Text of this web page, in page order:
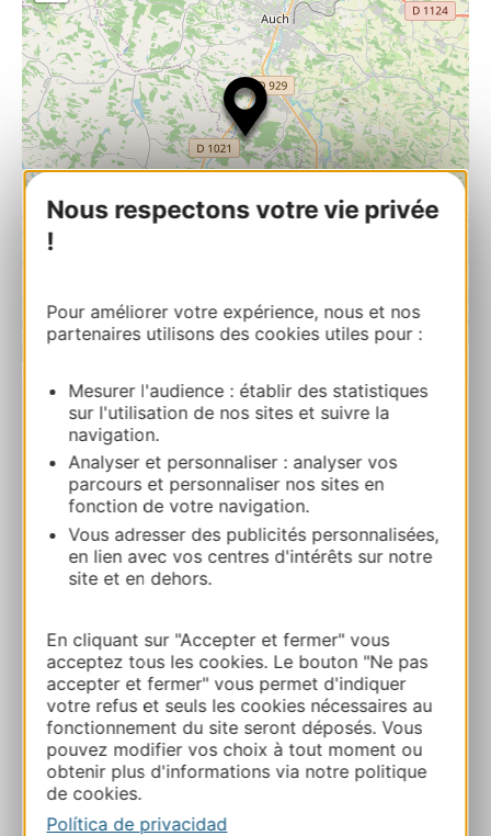
Nous respectons votre vie privée
!
Pour améliorer votre expérience, nous et nos
partenaires utilisons des cookies utiles pour :
Mesurer l'audience : établir des statistiques
sur l'utilisation de nos sites et suivre la
navigation.
Analyser et personnaliser : analyser vos
parcours et personnaliser nos sites en
fonction de votre navigation.
Vous adresser des publicités personnalisées,
en lien avec vos centres d'intérêts sur notre
site et en dehors.
En cliquant sur "Accepter et fermer" vous
acceptez tous les cookies. Le bouton "Ne pas
accepter et fermer" vous permet d'indiquer
votre refus et seuls les cookies nécessaires au
fonctionnement du site seront déposés. Vous
pouvez modifier vos choix à tout moment ou
obtenir plus d'informations via notre politique
de cookies.
Política de privacidad
Explor Games® au Vert en l’Air
Domaine de BesmauxChemin de Besmaux
32550 PAVIE
Ruta y acceso
E-mail
Sitio web